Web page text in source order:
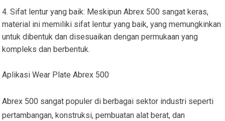
Sifat lentur yang baik: Meskipun Abrex 500 sangat keras,
material ini memiliki sifat lentur yang baik, yang memungkinkan
untuk dibentuk dan disesuaikan dengan permukaan yang
kompleks dan berbentuk.
Aplikasi Wear Plate Abrex 500
Abrex 500 sangat populer di berbagai sektor industri seperti
pertambangan, konstruksi, pembuatan alat berat, dan